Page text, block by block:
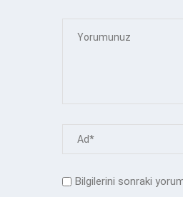
Bilgilerini sonraki